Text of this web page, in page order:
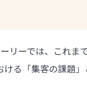
リーでは、これま
る「集客の課題」